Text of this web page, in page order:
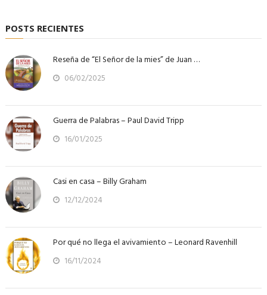
POSTS RECIENTES
Reseña de “El Señor de la mies” de Juan …
06/02/2025
Guerra de Palabras – Paul David Tripp
16/01/2025
Casi en casa – Billy Graham
12/12/2024
Por qué no llega el avivamiento – Leonard Ravenhill
16/11/2024